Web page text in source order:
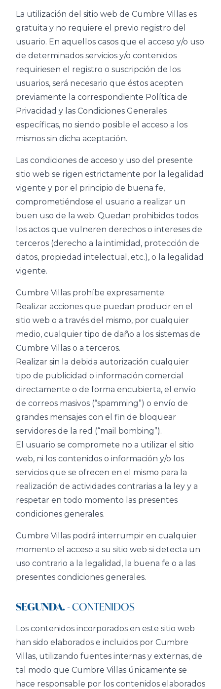
La utilización del sitio web de Cumbre Villas es
gratuita y no requiere el previo registro del
usuario. En aquellos casos que el acceso y/o uso
de determinados servicios y/o contenidos
requiriesen el registro o suscripción de los
usuarios, será necesario que éstos acepten
previamente la correspondiente Política de
Privacidad y las Condiciones Generales
específicas, no siendo posible el acceso a los
mismos sin dicha aceptación.
Las condiciones de acceso y uso del presente
sitio web se rigen estrictamente por la legalidad
vigente y por el principio de buena fe,
comprometiéndose el usuario a realizar un
buen uso de la web. Quedan prohibidos todos
los actos que vulneren derechos o intereses de
terceros (derecho a la intimidad, protección de
datos, propiedad intelectual, etc.), o la legalidad
vigente.
Cumbre Villas prohíbe expresamente:
Realizar acciones que puedan producir en el
sitio web o a través del mismo, por cualquier
medio, cualquier tipo de daño a los sistemas de
Cumbre Villas o a terceros.
Realizar sin la debida autorización cualquier
tipo de publicidad o información comercial
directamente o de forma encubierta, el envío
de correos masivos (“spamming”) o envío de
grandes mensajes con el fin de bloquear
servidores de la red (“mail bombing”).
El usuario se compromete no a utilizar el sitio
web, ni los contenidos o información y/o los
servicios que se ofrecen en el mismo para la
realización de actividades contrarias a la ley y a
respetar en todo momento las presentes
condiciones generales.
Cumbre Villas podrá interrumpir en cualquier
momento el acceso a su sitio web si detecta un
uso contrario a la legalidad, la buena fe o a las
presentes condiciones generales.
SEGUNDA.- CONTENIDOS
Los contenidos incorporados en este sitio web
han sido elaborados e incluidos por Cumbre
Villas, utilizando fuentes internas y externas, de
tal modo que Cumbre Villas únicamente se
hace responsable por los contenidos elaborados